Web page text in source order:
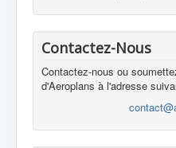
Contactez-Nous
Contactez-nous ou
d'Aeroplans à l'adresse